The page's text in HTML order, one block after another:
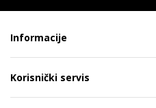
Informacije
Korisnički servis